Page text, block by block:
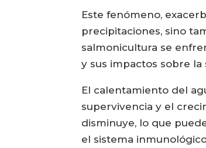
Este fenómeno,
precipitaciones, sino
salmonicultura se
y sus impactos sobre
El calentamiento del
supervivencia y el
disminuye, lo que
el sistema